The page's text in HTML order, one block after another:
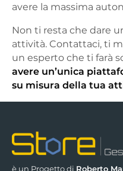
avere la massima
Non ti resta che dare
attività. Contattaci, ti
un esperto che ti farà
avere un’unica
su misura della tua
è un Progetto di Roberto